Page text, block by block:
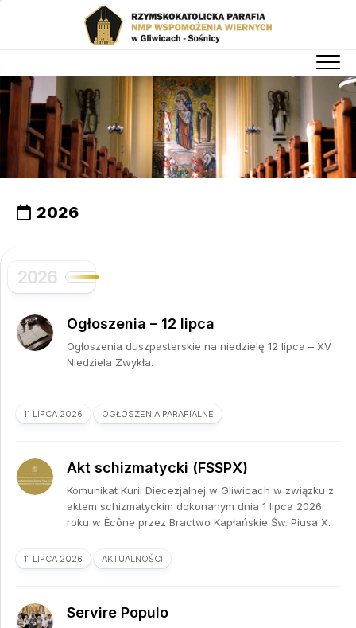
2026
2026
Ogłoszenia – 12 lipca
Ogłoszenia duszpasterskie na niedzielę 12 lipca – XV
Niedziela Zwykła.
11 LIPCA 2026 OGŁOSZENIA PARAFIALNE
Akt schizmatycki (FSSPX)
Komunikat Kurii Diecezjalnej w Gliwicach w związku z
aktem schizmatyckim dokonanym dnia 1 lipca 2026
roku w Écône przez Bractwo Kapłańskie Św. Piusa X.
11 LIPCA 2026 AKTUALNOŚCI
Servire Populo